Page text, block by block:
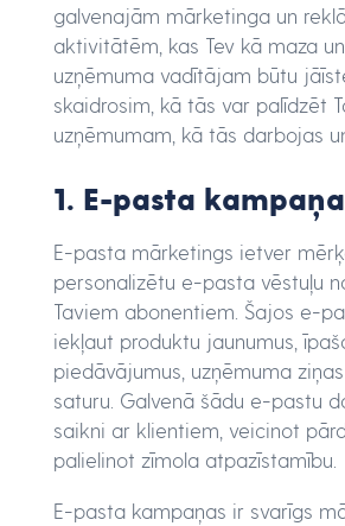
galvenajām mārketinga un
aktivitātēm, kas Tev kā maza
uzņēmuma vadītājam būtu
skaidrosim, kā tās var palīdzēt
uzņēmumam, kā tās darbojas
1. E-pasta
E-pasta mārketings ietver
personalizētu e-pasta vēstuļu
Taviem abonentiem. Šajos e-
iekļaut produktu jaunumus,
piedāvājumus, uzņēmuma
saturu. Galvenā šādu e-pastu
saikni ar klientiem, veicinot
palielinot zīmola atpazīstamību.
E-pasta kampaņas ir svarīgs